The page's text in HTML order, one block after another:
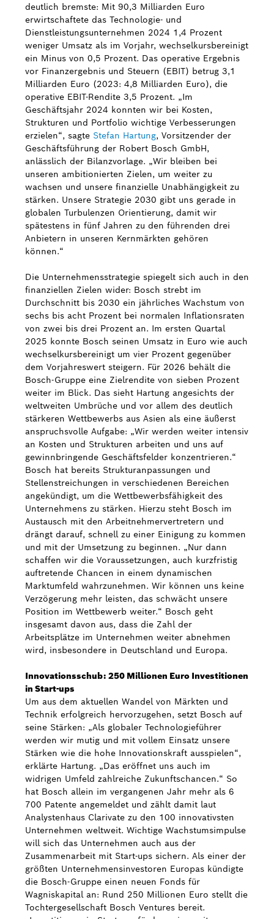
deutlich bremste: Mit 90,3 Milliarden Euro
erwirtschaftete das Technologie- und
Dienstleistungsunternehmen 2024 1,4 Prozent
weniger Umsatz als im Vorjahr, wechselkursbereinigt
ein Minus von 0,5 Prozent. Das operative Ergebnis
vor Finanzergebnis und Steuern (EBIT) betrug 3,1
Milliarden Euro (2023: 4,8 Milliarden Euro), die
operative EBIT-Rendite 3,5 Prozent. „Im
Geschäftsjahr 2024 konnten wir bei Kosten,
Strukturen und Portfolio wichtige Verbesserungen
erzielen“, sagte Stefan Hartung, Vorsitzender der
Geschäftsführung der Robert Bosch GmbH,
anlässlich der Bilanzvorlage. „Wir bleiben bei
unseren ambitionierten Zielen, um weiter zu
wachsen und unsere finanzielle Unabhängigkeit zu
stärken. Unsere Strategie 2030 gibt uns gerade in
globalen Turbulenzen Orientierung, damit wir
spätestens in fünf Jahren zu den führenden drei
Anbietern in unseren Kernmärkten gehören
können.“
Die Unternehmensstrategie spiegelt sich auch in den
finanziellen Zielen wider: Bosch strebt im
Durchschnitt bis 2030 ein jährliches Wachstum von
sechs bis acht Prozent bei normalen Inflationsraten
von zwei bis drei Prozent an. Im ersten Quartal
2025 konnte Bosch seinen Umsatz in Euro wie auch
wechselkursbereinigt um vier Prozent gegenüber
dem Vorjahreswert steigern. Für 2026 behält die
Bosch-Gruppe eine Zielrendite von sieben Prozent
weiter im Blick. Das sieht Hartung angesichts der
weltweiten Umbrüche und vor allem des deutlich
stärkeren Wettbewerbs aus Asien als eine äußerst
anspruchsvolle Aufgabe: „Wir werden weiter intensiv
an Kosten und Strukturen arbeiten und uns auf
gewinnbringende Geschäftsfelder konzentrieren.“
Bosch hat bereits Strukturanpassungen und
Stellenstreichungen in verschiedenen Bereichen
angekündigt, um die Wettbewerbsfähigkeit des
Unternehmens zu stärken. Hierzu steht Bosch im
Austausch mit den Arbeitnehmervertretern und
drängt darauf, schnell zu einer Einigung zu kommen
und mit der Umsetzung zu beginnen. „Nur dann
schaffen wir die Voraussetzungen, auch kurzfristig
auftretende Chancen in einem dynamischen
Marktumfeld wahrzunehmen. Wir können uns keine
Verzögerung mehr leisten, das schwächt unsere
Position im Wettbewerb weiter.“ Bosch geht
insgesamt davon aus, dass die Zahl der
Arbeitsplätze im Unternehmen weiter abnehmen
wird, insbesondere in Deutschland und Europa.
Innovationsschub: 250 Millionen Euro Investitionen
in Start-ups
Um aus dem aktuellen Wandel von Märkten und
Technik erfolgreich hervorzugehen, setzt Bosch auf
seine Stärken: „Als globaler Technologieführer
werden wir mutig und mit vollem Einsatz unsere
Stärken wie die hohe Innovationskraft ausspielen“,
erklärte Hartung. „Das eröffnet uns auch im
widrigen Umfeld zahlreiche Zukunftschancen.“ So
hat Bosch allein im vergangenen Jahr mehr als 6
700 Patente angemeldet und zählt damit laut
Analystenhaus Clarivate zu den 100 innovativsten
Unternehmen weltweit. Wichtige Wachstumsimpulse
will sich das Unternehmen auch aus der
Zusammenarbeit mit Start-ups sichern. Als einer der
größten Unternehmensinvestoren Europas kündigte
die Bosch-Gruppe einen neuen Fonds für
Wagniskapital an: Rund 250 Millionen Euro stellt die
Tochtergesellschaft Bosch Ventures bereit.